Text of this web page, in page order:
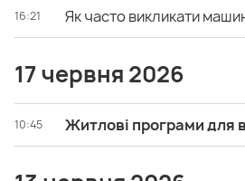
16:21 Як часто викликати
17 червня 2026
10:45 Житлові програми для